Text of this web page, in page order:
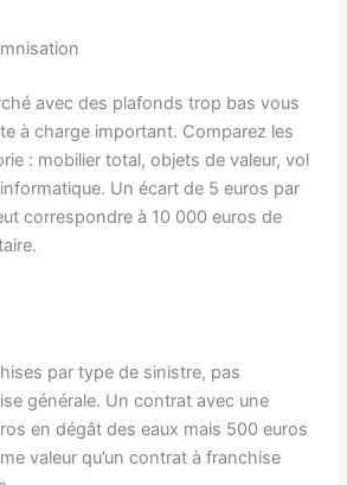
avec des plafonds trop bas vous
à charge important. Comparez les
: mobilier total, objets de valeur, vol
Un écart de 5 euros par
correspondre à 10 000 euros de
par type de sinistre, pas
générale. Un contrat avec une
en dégât des eaux mais 500 euros
valeur qu’un contrat à franchise